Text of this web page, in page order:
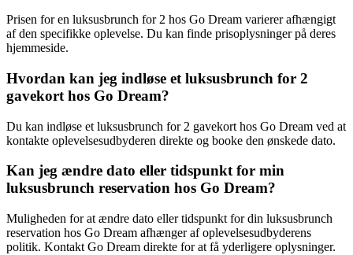
Prisen for en luksusbrunch for 2 hos Go Dream varierer afhængigt
af den specifikke oplevelse. Du kan finde prisoplysninger på deres
hjemmeside.
Hvordan kan jeg indløse et luksusbrunch for 2
gavekort hos Go Dream?
Du kan indløse et luksusbrunch for 2 gavekort hos Go Dream ved at
kontakte oplevelsesudbyderen direkte og booke den ønskede dato.
Kan jeg ændre dato eller tidspunkt for min
luksusbrunch reservation hos Go Dream?
Muligheden for at ændre dato eller tidspunkt for din luksusbrunch
reservation hos Go Dream afhænger af oplevelsesudbyderens
politik. Kontakt Go Dream direkte for at få yderligere oplysninger.